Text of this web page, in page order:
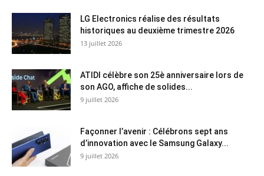
LG Electronics réalise des résultats
historiques au deuxième trimestre 2026
13 juillet 2026
ATIDI célèbre son 25è anniversaire lors de
son AGO, affiche de solides...
9 juillet 2026
Façonner l’avenir : Célébrons sept ans
d’innovation avec le Samsung Galaxy...
9 juillet 2026